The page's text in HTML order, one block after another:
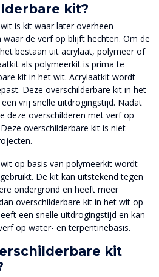
kit?
is kit waar later overheen
waar de verf op blijft hechten. Om de
bestaan uit acrylaat, polymeer of
als polymeerkit is prima te
kit in het wit. Acrylaatkit wordt
Deze overschilderbare kit in het
vrij snelle uitdrogingstijd. Nadat
deze overschilderen met verf op
overschilderbare kit is niet
op basis van polymeerkit wordt
De kit kan uitstekend tegen
ondergrond en heeft meer
overschilderbare kit in het wit op
een snelle uitdrogingstijd en kan
op water- en terpentinebasis.
kit